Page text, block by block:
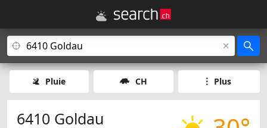
Pluie CH Plus
6410 Goldau